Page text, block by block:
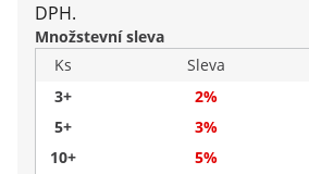
DPH.
Množstevní sleva
Ks
Sleva
3+
2%
5+
3%
10+
5%